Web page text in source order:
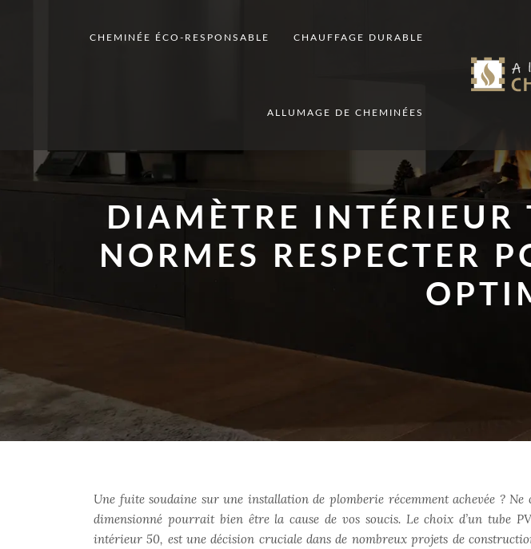
CHAUFFAGE DURABLE
CHEMINÉE ÉCO-RESPONSABLE
ALLUMAGE DE CHEMINÉES
DIAMÈTRE INTÉRIEUR
NORMES RESPECTER
Une fuite soudaine sur une installation de plomberie récemment achevée ?
dimensionné pourrait bien être la cause de vos soucis. Le choix d’un tube
intérieur 50, est une décision cruciale dans de nombreux projets de